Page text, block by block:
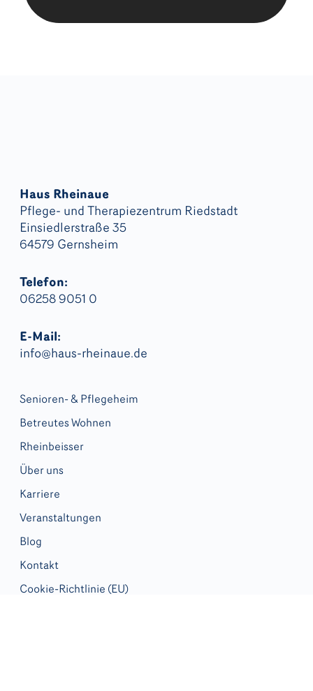
Haus Rheinaue
Pflege- und Therapiezentrum Riedstadt
Einsiedlerstraße 35
64579 Gernsheim
Telefon:
06258 9051 0
E-Mail:
info@haus-rheinaue.de
Senioren- & Pflegeheim
Betreutes Wohnen
Rheinbeisser
Über uns
Karriere
Veranstaltungen
Blog
Kontakt
Cookie-Richtlinie (EU)